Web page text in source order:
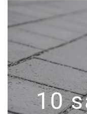
10